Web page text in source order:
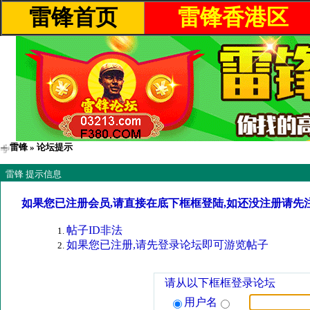
雷锋首页 雷锋香港区
雷锋 » 论坛提示
雷锋 提示信息
如果您已注册会员,请直接在底下框框登陆,如还没注册请先
帖子ID非法
如果您已注册,请先登录论坛即可游览帖子
请从以下框框登录论坛
用户名